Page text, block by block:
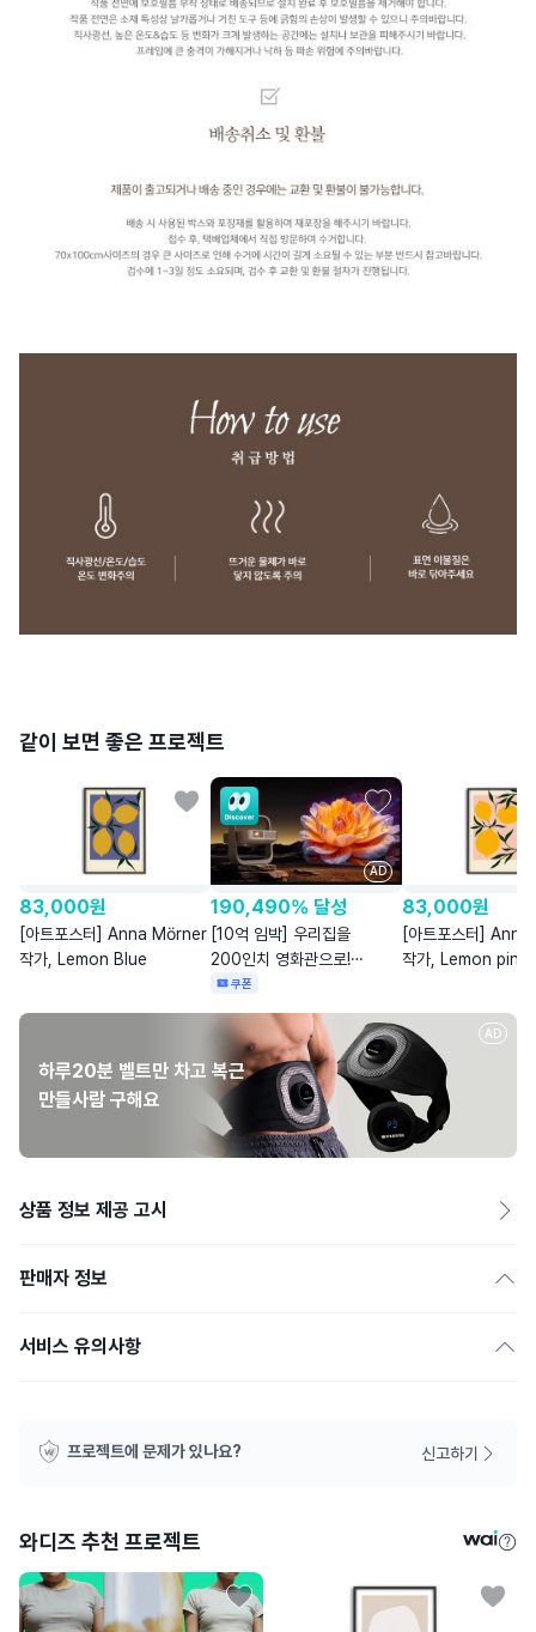
같이 보면 좋은 프로젝트
83,000원
[아트포스터] Anna Mörner
작가, Lemon Blue
AD
190,490% 달성
[10억 임박] 우리집을
200인치 영화관으로!
ㅣ엑스지미 엘핀 플립 4K
쿠폰
83,000원
[아트포스터]
작가, Lemon pink
하루20분 벨트만 차고 복근
만들사람 구해요
AD
상품 정보 제공 고시
판매자 정보
서비스 유의사항
프로젝트에 문제가 있나요? 신고하기
와디즈 추천 프로젝트